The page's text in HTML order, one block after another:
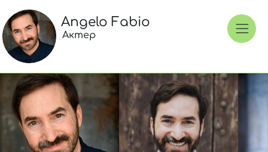
Angelo Fabio
Актер